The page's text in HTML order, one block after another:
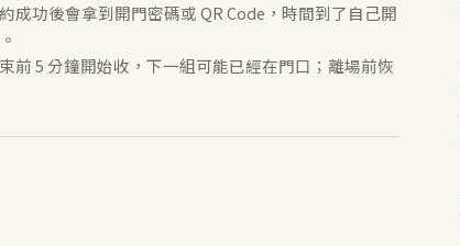
功後會拿到開門密碼或 QR Code，時間到了自己開
5 分鐘開始收，下一組可能已經在門口；離場前恢